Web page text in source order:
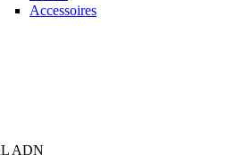
Accessoires
ADN